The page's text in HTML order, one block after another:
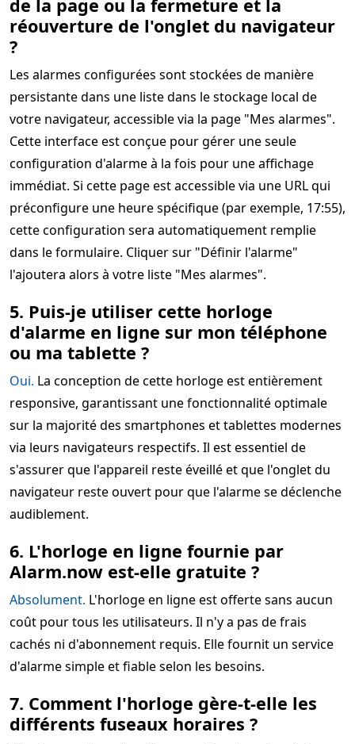
de la page ou la fermeture et la
réouverture de l'onglet du navigateur
?
Les alarmes configurées sont stockées de manière
persistante dans une liste dans le stockage local de
votre navigateur, accessible via la page "Mes alarmes".
Cette interface est conçue pour gérer une seule
configuration d'alarme à la fois pour une affichage
immédiat. Si cette page est accessible via une URL qui
préconfigure une heure spécifique (par exemple, 17:55),
cette configuration sera automatiquement remplie
dans le formulaire. Cliquer sur "Définir l'alarme"
l'ajoutera alors à votre liste "Mes alarmes".
5. Puis-je utiliser cette horloge
d'alarme en ligne sur mon téléphone
ou ma tablette ?
Oui. La conception de cette horloge est entièrement
responsive, garantissant une fonctionnalité optimale
sur la majorité des smartphones et tablettes modernes
via leurs navigateurs respectifs. Il est essentiel de
s'assurer que l'appareil reste éveillé et que l'onglet du
navigateur reste ouvert pour que l'alarme se déclenche
audiblement.
6. L'horloge en ligne fournie par
Alarm.now est-elle gratuite ?
Absolument. L'horloge en ligne est offerte sans aucun
coût pour tous les utilisateurs. Il n'y a pas de frais
cachés ni d'abonnement requis. Elle fournit un service
d'alarme simple et fiable selon les besoins.
7. Comment l'horloge gère-t-elle les
différents fuseaux horaires ?